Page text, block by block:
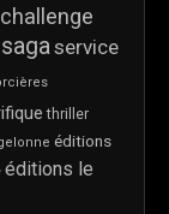
sagaservice
thriller
éditions
éditions le